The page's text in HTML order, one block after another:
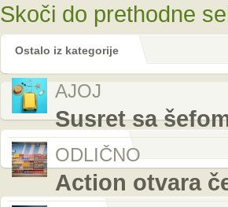
Skoči do prethodne
Ostalo iz kategorije
AJOJ
Susret sa
ODLIČNO
Action otvara